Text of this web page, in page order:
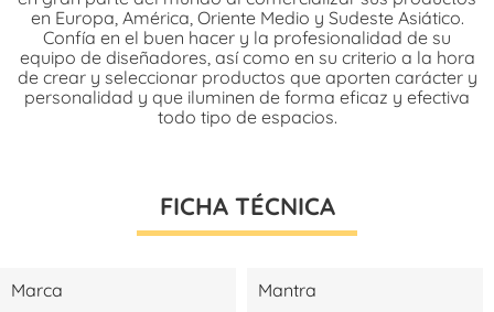
en Europa, América, Oriente Medio y Sudeste Asiático.
Confía en el buen hacer y la profesionalidad de su
equipo de diseñadores, así como en su criterio a la hora
de crear y seleccionar productos que aporten carácter y
personalidad y que iluminen de forma eficaz y efectiva
todo tipo de espacios.
FICHA TÉCNICA
Marca Mantra